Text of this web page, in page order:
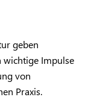
geben
Impulse
von
Praxis.